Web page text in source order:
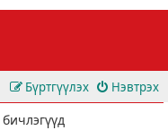
Нэвтрэх
Бүртгүүлэх